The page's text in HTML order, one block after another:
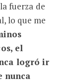
fuerza de
lo que me
el
logró ir
nunca